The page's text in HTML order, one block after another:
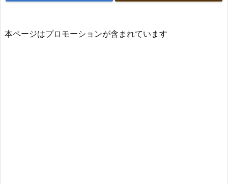
本ページはプロモーションが含まれています